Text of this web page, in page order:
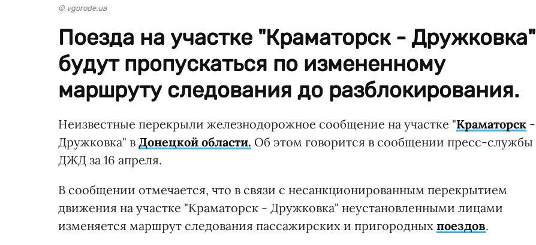
© vgorode.ua
Поезда на участке "Краматорск - Дружковка"
будут пропускаться по измененному
маршруту следования до разблокирования.
Неизвестные перекрыли железнодорожное сообщение на участке "Краматорск -
Дружковка" в Донецкой области. Об этом говорится в сообщении пресс-службы
ДЖД за 16 апреля.
В сообщении отмечается, что в связи с несанкционированным перекрытием
движения на участке "Краматорск - Дружковка" неустановленными лицами
изменяется маршрут следования пассажирских и пригородных поездов.